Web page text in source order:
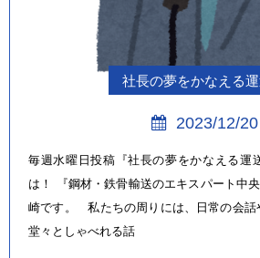
社長の夢をかなえる
2023/12/20
毎週水曜日投稿『社長の夢をかなえる運
は！ 『鋼材・鉄骨輸送のエキスパート中
崎です。 私たちの周りには、日常の会話
堂々としゃべれる話